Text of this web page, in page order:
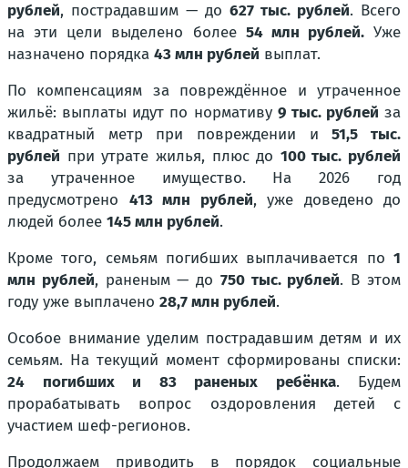
рублей, пострадавшим — до 627 тыс. рублей. Всего
на эти цели выделено более 54 млн рублей.Уже
назначено порядка 43 млн рублей выплат.
По компенсациям за повреждённое и утраченное
жильё: выплаты идут по нормативу 9 тыс. рублей за
квадратный метр при повреждении и51,5 тыс.
рублей при утрате жилья, плюс до 100 тыс. рублей
за утраченное имущество. На 2026 год
предусмотрено 413 млн рублей, уже доведено до
людей более 145 млн рублей.
Кроме того, семьям погибших выплачивается по 1
млн рублей, раненым — до 750 тыс. рублей. В этом
году уже выплачено 28,7 млн рублей.
Особое внимание уделим пострадавшим детям и их
семьям. На текущий момент сформированы списки:
24 погибших и 83 раненых ребёнка. Будем
прорабатывать вопрос оздоровления детей с
участием шеф-регионов.
Продолжаем приводить в порядок социальные